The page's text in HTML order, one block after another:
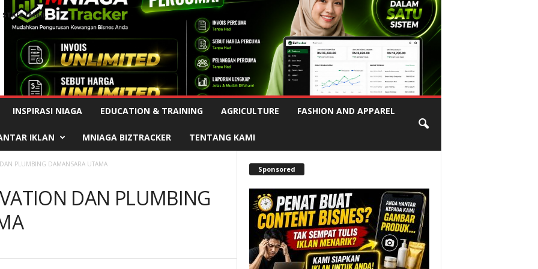
STAFF EMAIL
Advertisement
INSPIRASI NIAGA EDUCATION & TRAINING AGRICULTURE FASHION AND APPAREL
IKLAN MNIAGA BIZTRACKER TENTANG KAMI
PLUMBING DAMANSARA UTAMA
DAN PLUMBING
Sponsored